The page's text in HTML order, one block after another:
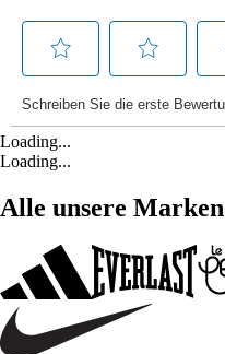
Loading...
Loading...
Alle unsere Marken